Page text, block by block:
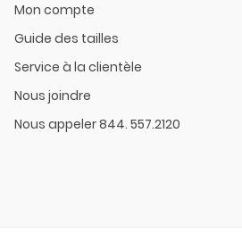
Mon compte
Guide des tailles
Service à la clientèle
Nous joindre
Nous appeler 844. 557.2120